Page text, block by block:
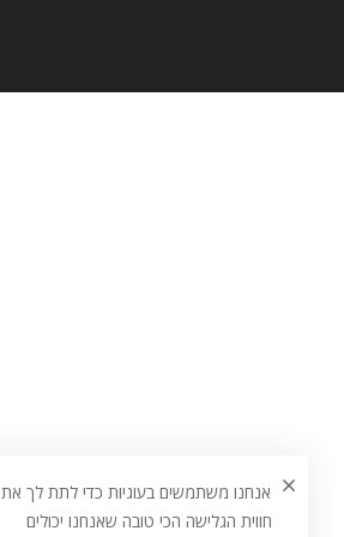
אנחנו משתמשים בעוגיות כדי לתת לך את
חווית הגלישה הכי טובה שאנחנו יכולים